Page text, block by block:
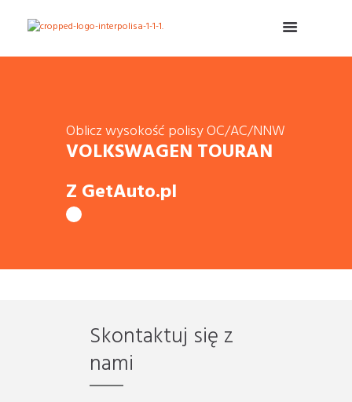
Oblicz wysokość polisy OC/AC/NNW
VOLKSWAGEN TOURAN
Z GetAuto.pl
Skontaktuj się z
nami